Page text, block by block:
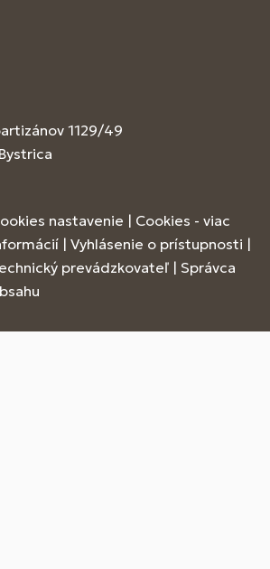
1129/49
nastavenie | Cookies - viac
| Vyhlásenie o prístupnosti |
prevádzkovateľ | Správca